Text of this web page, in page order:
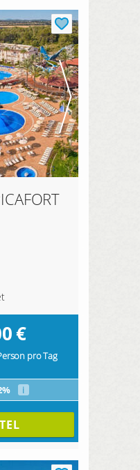
€
pro Tag
i